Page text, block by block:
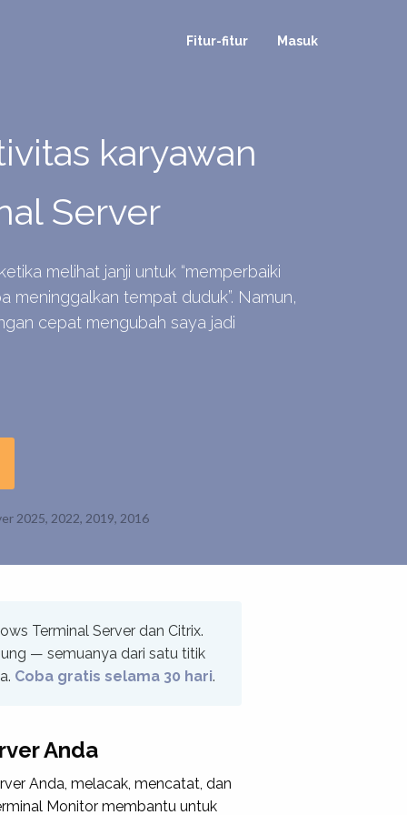
Fitur-fitur Masuk
karyawan
Server
melihat janji untuk “memperbaiki
meninggalkan tempat duduk”. Namun,
cepat mengubah saya jadi
2025, 2022, 2019, 2016
Terminal Server dan Citrix.
— semuanya dari satu titik
Coba gratis selama 30 hari.
Anda
Anda, melacak, mencatat, dan
Monitor membantu untuk